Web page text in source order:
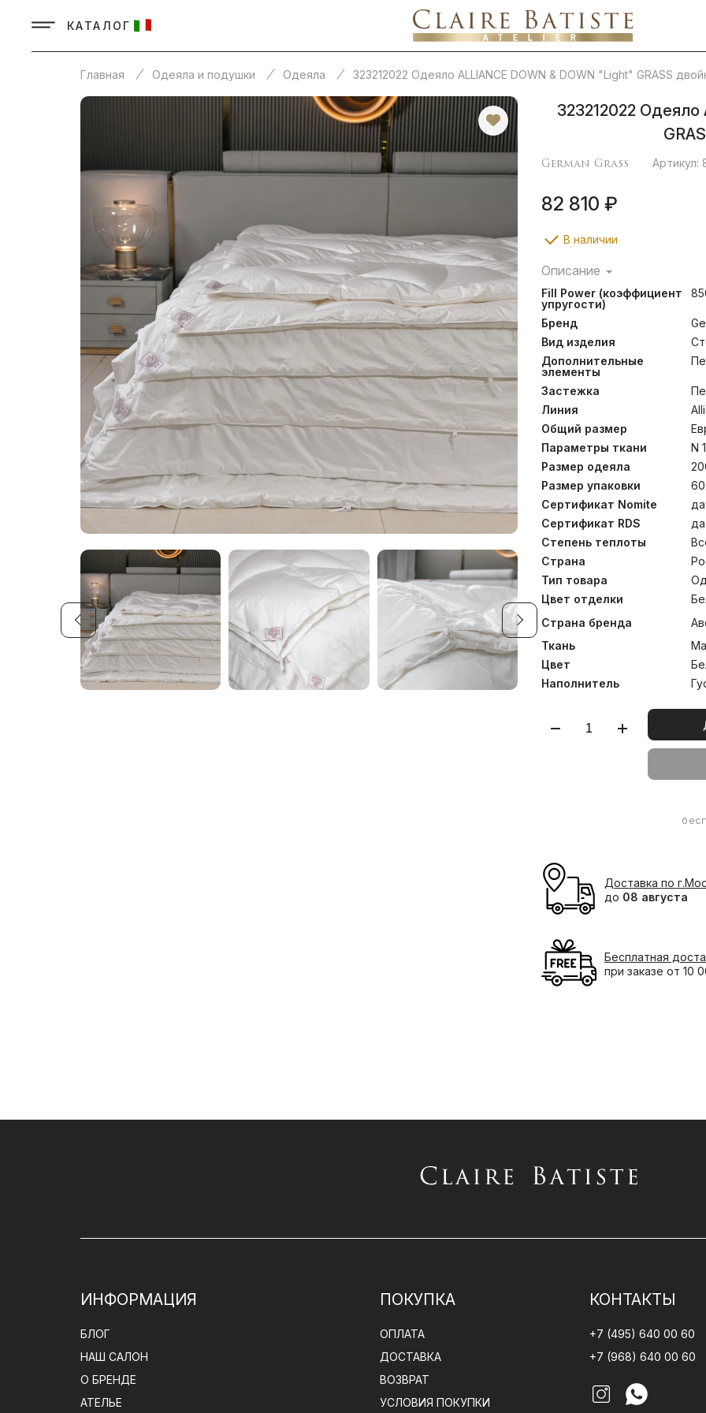
КАТАЛОГ
Главная Одеяла и подушки Одеяла 323212022 Одеяло ALLIANCE DOWN & DOWN "Light" GRASS
323212022 Одеяло
German Grass Артикул:
82 810 ₽
В наличии
Описание
Альянс из
отборным гусиным пухом.
Сочетание отборного
регионов и нежного
длинноволокнистого
безупречная классика
технология создания
разработанная и
позволила создать
уступающие по
службы. Одеяло
использования в теплое
даст замерзнуть с
объединении изделий в
прекрасно
Рекомендована стирка
Fill Power (коэффициент
упругости)
Бренд
Вид изделия
Дополнительные
элементы
Застежка
Линия
Общий размер
Параметры ткани
N
Размер одеяла
Размер упаковки
Сертификат Nomite
да
Сертификат RDS
да
Степень теплоты
Страна
Тип товара
Цвет отделки
Страна бренда
Ткань
Цвет
Наполнитель
Доставка по
до 08 августа
Бесплатная
при заказе от 10
ИНФОРМАЦИЯ
БЛОГ
НАШ САЛОН
О БРЕНДЕ
АТЕЛЬЕ
ПОКУПКА
ОПЛАТА
ДОСТАВКА
ВОЗВРАТ
УСЛОВИЯ ПОКУПКИ
КОНТАКТЫ
+7 (495) 640 00 60
+7 (968) 640 00 60